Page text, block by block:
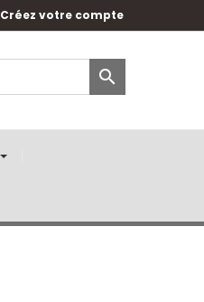
Créez votre compte
